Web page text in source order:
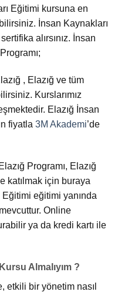
Eğitimi kursuna en
İnsan Kaynakları
alırsınız. İnsan
, Elazığ ve tüm
Kurslarımız
Elazığ İnsan
fiyatla 3M Akademi’de
Programı, Elazığ
katılmak için buraya
eğitimi yanında
Online
ya da kredi kartı ile
Almalıyım ?
etkili bir yönetim nasıl